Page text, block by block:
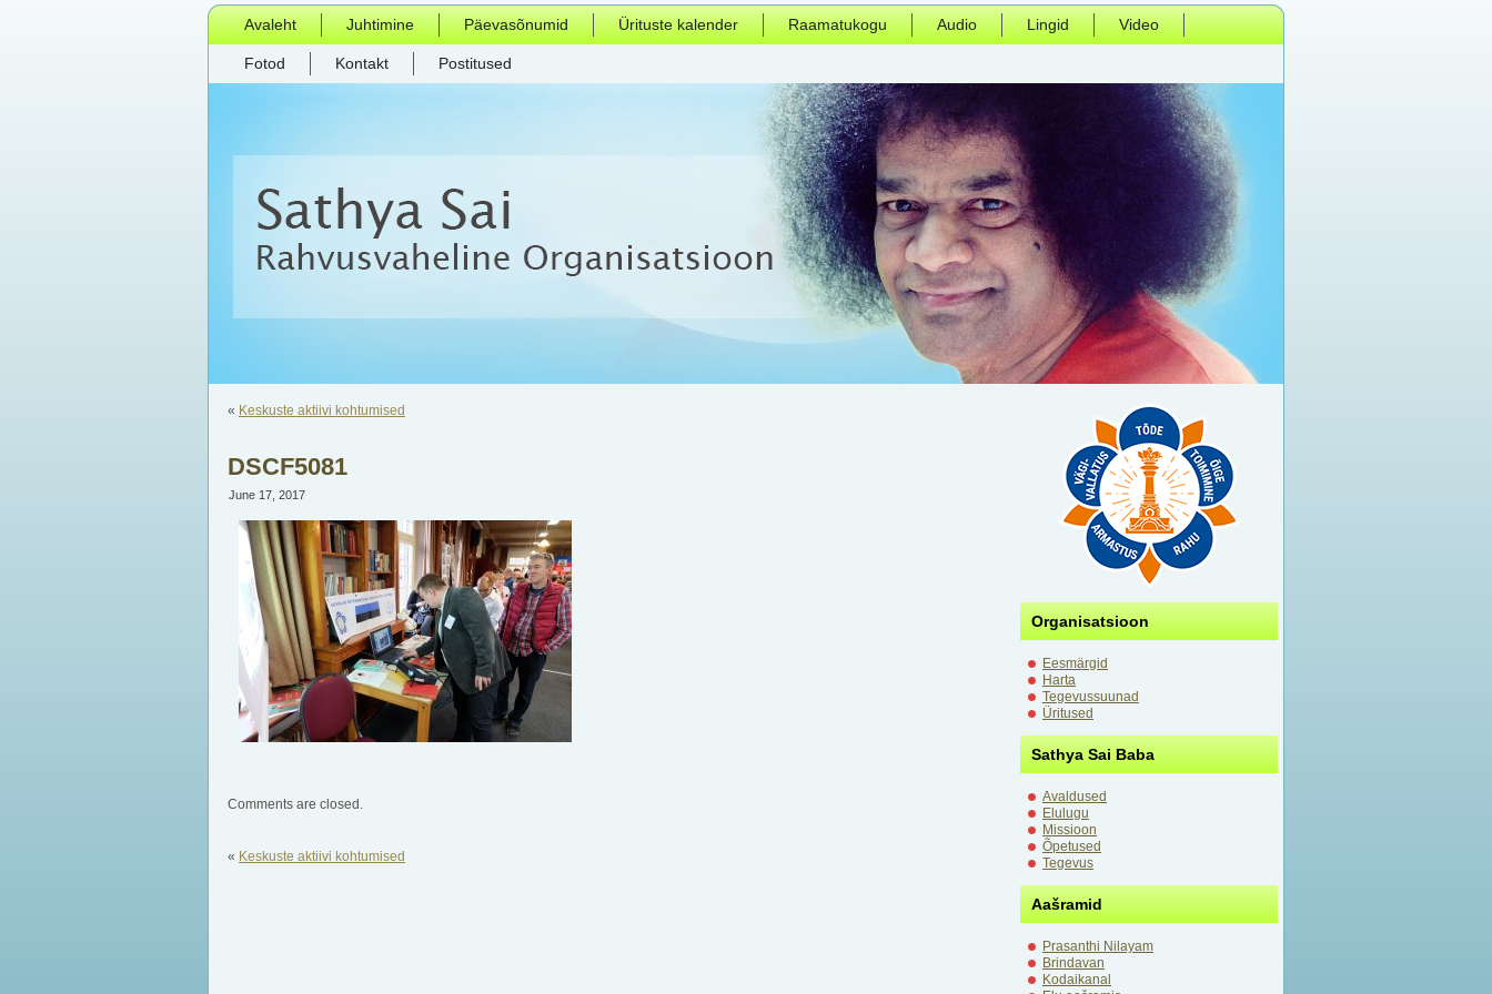
Avaleht Juhtimine Päevasõnumid Ürituste kalender Raamatukogu Audio Lingid Video
Fotod Kontakt Postitused
« Keskuste aktiivi kohtumised
DSCF5081
June 17, 2017
Comments are closed.
« Keskuste aktiivi kohtumised
Organisatsioon
Eesmärgid
Harta
Tegevussuunad
Üritused
Sathya Sai Baba
Avaldused
Elulugu
Missioon
Õpetused
Tegevus
Aašramid
Prasanthi Nilayam
Brindavan
Kodaikanal